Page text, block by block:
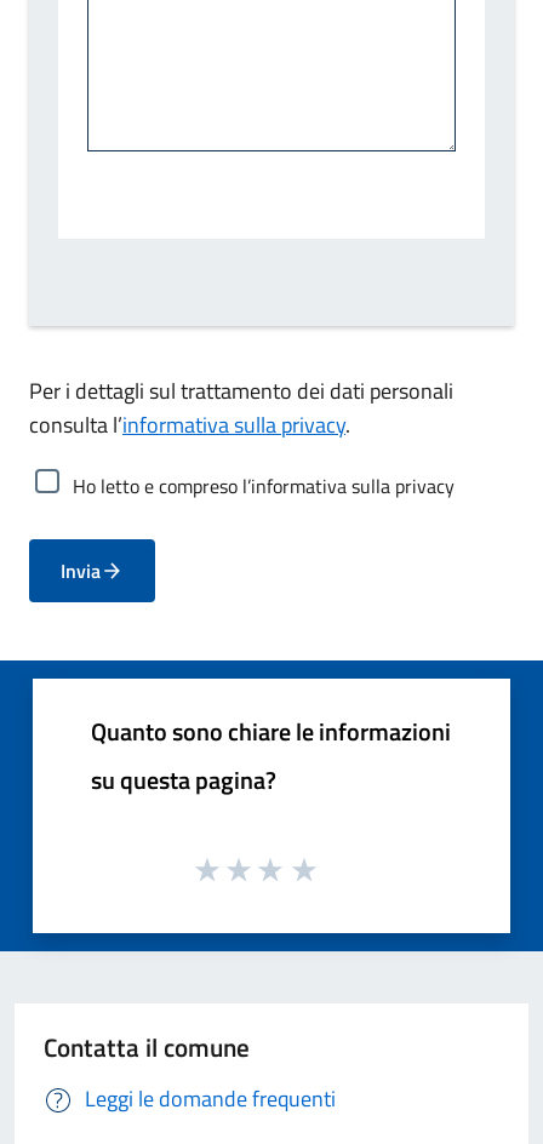
Per i dettagli sul trattamento dei dati personali
consulta l’informativa sulla privacy.
Ho letto e compreso l’informativa sulla privacy
Invia
Quanto sono chiare le informazioni
su questa pagina?
Contatta il comune
Leggi le domande frequenti